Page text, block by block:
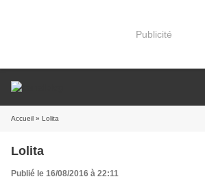
Publicité
Accueil » Lolita
Lolita
Publié le 16/08/2016 à 22:11